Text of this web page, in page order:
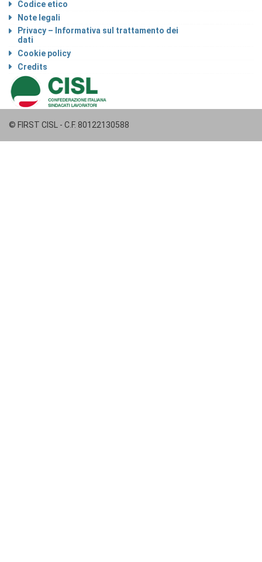
Codice etico
Note legali
Privacy – Informativa sul trattamento dei
dati
Cookie policy
Credits
© FIRST CISL - C.F. 80122130588